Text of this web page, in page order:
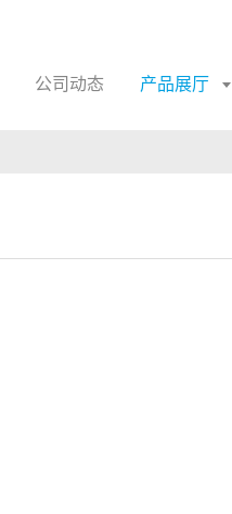
公司动态 产品展厅